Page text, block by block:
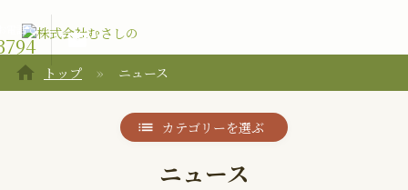
電話で
email
home
トップ ニュース
カテゴリーを選ぶ
ニュース